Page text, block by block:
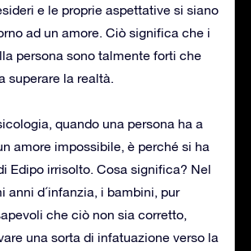
e le proprie aspettative si siano
ad un amore. Ciò significa che i
persona sono talmente forti che
superare la realtà.
quando una persona ha a
amore impossibile, è perché si ha
Edipo irrisolto. Cosa significa? Nel
anni d´infanzia, i bambini, pur
che ciò non sia corretto,
una sorta di infatuazione verso la